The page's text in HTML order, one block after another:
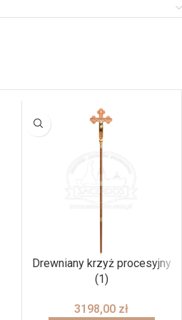
Drewniany krzyż procesyjny
(1)
3198,00 zł